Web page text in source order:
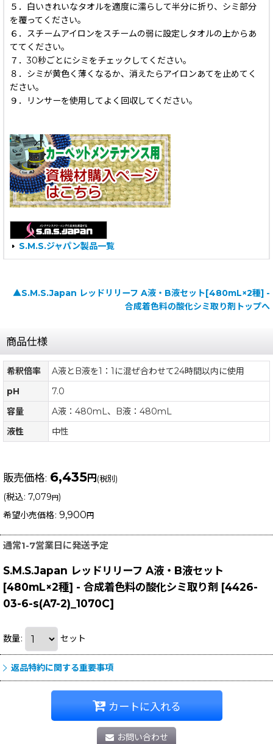
５．白いきれいなタオルを適度に濡らして半分に折り、シミ部分
を覆ってください。
６．スチームアイロンをスチームの弱に設定しタオルの上からあ
ててください。
７．30秒ごとにシミをチェックしてください。
８．シミが黄色く薄くなるか、消えたらアイロンあてを止めてく
ださい。
９．リンサーを使用してよく回収してください。
S.M.S.ジャパン製品一覧
▲S.M.S.Japan レッドリリーフ A液・B液セット[480mL×2種] -
合成着色料の酸化シミ取り剤トップへ
商品仕様
希釈倍率
A液とB液を1：1に混ぜ合わせて24時間以内に使用
pH
7.0
容量
A液：480mL、B液：480mL
液性
中性
販売価格: 6,435円 (税別)
(税込: 7,079円)
希望小売価格: 9,900 円
通常1-7営業日に発送予定
S.M.S.Japan レッドリリーフ A液・B液セット
[480mL×2種] - 合成着色料の酸化シミ取り剤 [4426-
03-6-s(A7-2)_1070C]
数量: セット
返品特約に関する重要事項
カートに入れる
お問い合わせ